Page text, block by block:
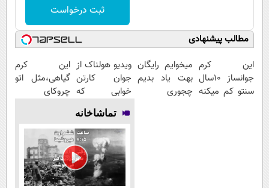
ثبت درخواست
مطالب پیشنهادی
این کرم
جوانساز 10سال
سنتو کم میکنه
میخوایم رایگان
بهت یاد بدیم
چجوری
ویدیو هولناک از
جوان کارتن
خوابی که
میلیاردر شد.
آموزش رایگان
این کرم
گیاهی،مثل اتو
چروکای
تماشاخانه